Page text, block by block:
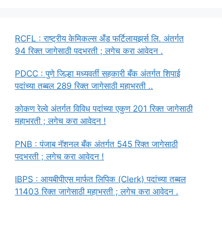
RCFL : राष्ट्रीय केमिकल्स अँड फर्टिलायझर्स लि. अंतर्गत
94 रिक्त जागेसाठी पदभरती ; लगेच करा आवेदन .
PDCC : पुणे जिल्हा मध्यवर्ती सहकारी बँक अंतर्गत शिपाई
पदांच्या तब्बल 289 रिक्त जागेसाठी महाभरती ..
कोकण रेल्वे अंतर्गत विविध पदांच्या एकुण 201 रिक्त जागेसाठी
महाभरती ; लगेच करा आवेदन !
PNB : पंजाब नॅशनल बँक अंतर्गत 545 रिक्त जागेसाठी
पदभरती ; लगेच करा आवेदन !
IBPS : आयबीपीएस मार्फत लिपिक (Clerk) पदांच्या तब्बल
11403 रिक्त जागेसाठी महाभरती ; लगेच करा आवेदन .